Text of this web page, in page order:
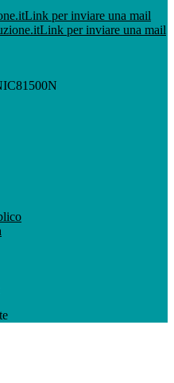
Link per inviare una mail
Link per inviare una mail